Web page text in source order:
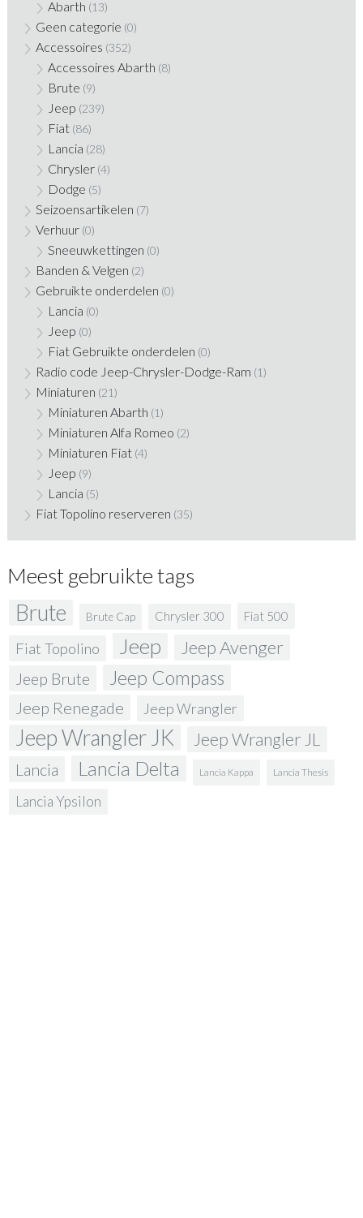
Abarth (13)
Geen categorie (0)
Accessoires (352)
Accessoires Abarth (8)
Brute (9)
Jeep (239)
Fiat (86)
Lancia (28)
Chrysler (4)
Dodge (5)
Seizoensartikelen (7)
Verhuur (0)
Sneeuwkettingen (0)
Banden & Velgen (2)
Gebruikte onderdelen (0)
Lancia (0)
Jeep (0)
Fiat Gebruikte onderdelen (0)
Radio code Jeep-Chrysler-Dodge-Ram (1)
Miniaturen (21)
Miniaturen Abarth (1)
Miniaturen Alfa Romeo (2)
Miniaturen Fiat (4)
Jeep (9)
Lancia (5)
Fiat Topolino reserveren (35)
Meest gebruikte tags
Brute Brute Cap Chrysler 300 Fiat 500
Fiat Topolino Jeep Jeep Avenger
Jeep Brute Jeep Compass
Jeep Renegade Jeep Wrangler
Jeep Wrangler JK Jeep Wrangler JL
Lancia Lancia Delta Lancia Kappa Lancia Thesis
Lancia Ypsilon